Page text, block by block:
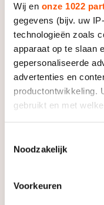
Wij en onze 1022
gegevens (bijv. uw
technologieën zoals
apparaat op te slaan
gepersonaliseerde
advertenties en
productontwikkeling.
gebruikt en met
Informatie
Uw apparaat
op specifieke
Noodzakelijk
Voorkeuren
Deze zomer de weg
Waar kan ik
Alles voor jou als
Evenementen
Tickets
Livestreams
Word schaatsfan!
Olympische
Olympische Spelen
Medaille overzicht
Medaillespiegel
Olympische uitslagen